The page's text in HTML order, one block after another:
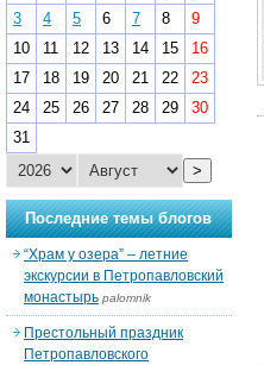
3
4 5 6 7 8
9
10
11 12 13 14 15
16
17
18 19 20 21 22
23
24
25 26 27 28 29
30
31
>
Последние темы блогов
“Храм у озера” – летние
экскурсии в Петропавловский
монастырь palomnik
Престольный праздник
Петропавловского